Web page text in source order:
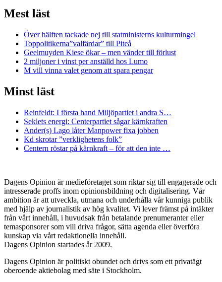
Mest läst
Över hälften tackade nej till statministerns kulturmingel
Toppolitikerna”valfärdar” till Piteå
Geelmuyden Kiese ökar – men vänder till förlust
2 miljoner i vinst per anställd hos Lumo
M vill vinna valet genom att spara pengar
Minst läst
Reinfeldt: I första hand Miljöpartiet i andra S…
Seklets energi: Centerpartiet sågar kärnkraften
Ander(s) Lago låter Manpower fixa jobben
Kd skrotar ”verklighetens folk”
Centern röstar på kärnkraft – för att den inte …
Dagens Opinion är medieföretaget som riktar sig till engagerade och
intresserade proffs inom opinionsbildning och digitalisering. Vår
ambition är att utveckla, utmana och underhålla vår kunniga publik
med hjälp av journalistik av hög kvalitet. Vi lever främst på intäkter
från vårt innehåll, i huvudsak från betalande prenumeranter eller
temasponsorer som vill driva frågor, sätta agenda eller överföra
kunskap via vårt redaktionella innehåll.
Dagens Opinion startades år 2009.
Dagens Opinion är politiskt obundet och drivs som ett privatägt
oberoende aktiebolag med säte i Stockholm.